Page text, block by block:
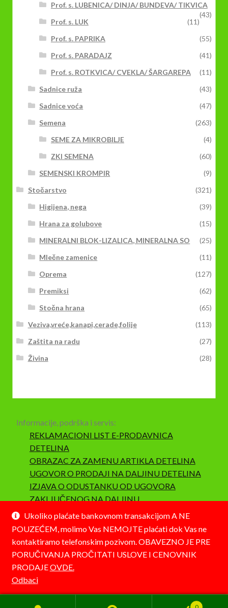
Ukoliko plaćate bankovnom transakcijom A NE
POUZEĆEM, molimo Vas NEMOJTE plaćati dok Vas ne
kontaktiramo telefonskim pozivom. OBAVEZNO JE PRE
PORUČIVANJA PROČITATI USLOVE I CENOVNIK
PRODAJEOVDE.
Odbaci
Prof. s. LUBENICA/ DINJA/ BUNDEVA/ TIKVICA
(43)
Prof. s. LUK
(11)
Prof. s. PAPRIKA
(55)
Prof. s. PARADAJZ
(41)
Prof. s. ROTKVICA/ CVEKLA/ ŠARGAREPA
(11)
Sadnice ruža
(43)
Sadnice voća
(47)
Semena
(263)
SEME ZA MIKROBILJE
(4)
ZKI SEMENA
(60)
SEMENSKI KROMPIR
(9)
Stočarstvo
(321)
Higijena, nega
(39)
Hrana za golubove
(15)
MINERALNI BLOK-LIZALICA, MINERALNA SO
(25)
Mlečne zamenice
(11)
Oprema
(127)
Premiksi
(62)
Stočna hrana
(65)
Veziva,vreće,kanapi,cerade,folije
(113)
Zaštita na radu
(27)
Živina
(28)
Informacije, podrška i servis:
REKLAMACIONI LIST E-PRODAVNICA
DETELINA
OBRAZAC ZA ZAMENU ARTIKLA DETELINA
UGOVOR O PRODAJI NA DALJINU DETELINA
IZJAVA O ODUSTANKU OD UGOVORA
ZAKLJUČENOG NA DALJINU
SAOBRAZNOST I REKLAMACIJA
© Detelina 2026